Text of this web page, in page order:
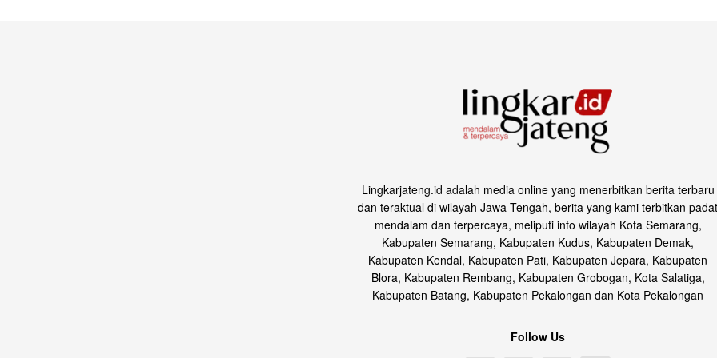
Lingkarjateng.id adalah media online yang menerbitkan berita terbaru
dan teraktual di wilayah Jawa Tengah, berita yang kami terbitkan padat
mendalam dan terpercaya, meliputi info wilayah Kota Semarang,
Kabupaten Semarang, Kabupaten Kudus, Kabupaten Demak,
Kabupaten Kendal, Kabupaten Pati, Kabupaten Jepara, Kabupaten
Blora, Kabupaten Rembang, Kabupaten Grobogan, Kota Salatiga,
Kabupaten Batang, Kabupaten Pekalongan dan Kota Pekalongan
Follow Us